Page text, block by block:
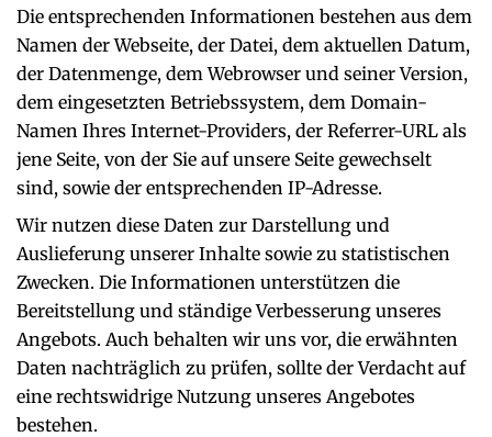
Die entsprechenden Informationen bestehen aus dem
Namen der Webseite, der Datei, dem aktuellen Datum,
der Datenmenge, dem Webrowser und seiner Version,
dem eingesetzten Betriebssystem, dem Domain-
Namen Ihres Internet-Providers, der Referrer-URL als
jene Seite, von der Sie auf unsere Seite gewechselt
sind, sowie der entsprechenden IP-Adresse.
Wir nutzen diese Daten zur Darstellung und
Auslieferung unserer Inhalte sowie zu statistischen
Zwecken. Die Informationen unterstützen die
Bereitstellung und ständige Verbesserung unseres
Angebots. Auch behalten wir uns vor, die erwähnten
Daten nachträglich zu prüfen, sollte der Verdacht auf
eine rechtswidrige Nutzung unseres Angebotes
bestehen.